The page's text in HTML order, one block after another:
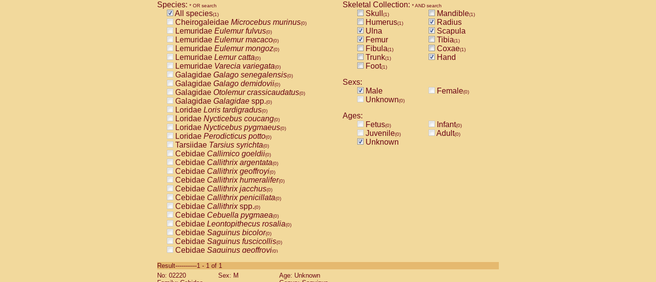
Species: * OR search
All species(1)
Cheirogaleidae Microcebus murinus(0)
Lemuridae Eulemur fulvus(0)
Lemuridae Eulemur macaco(0)
Lemuridae Eulemur mongoz(0)
Lemuridae Lemur catta(0)
Lemuridae Varecia variegata(0)
Galagidae Galago senegalensis(0)
Galagidae Galago demidovii(0)
Galagidae Otolemur crassicaudatus(0)
Galagidae Galagidae spp.(0)
Loridae Loris tardigradus(0)
Loridae Nycticebus coucang(0)
Loridae Nycticebus pygmaeus(0)
Loridae Perodicticus potto(0)
Tarsiidae Tarsius syrichta(0)
Cebidae Callimico goeldii(0)
Cebidae Callithrix argentata(0)
Cebidae Callithrix geoffroyi(0)
Cebidae Callithrix humeralifer(0)
Cebidae Callithrix jacchus(0)
Cebidae Callithrix penicillata(0)
Cebidae Callithrixspp.(0)
Cebidae Cebuella pygmaea(0)
Cebidae Leontopithecus rosalia(0)
Cebidae Saguinus bicolor(0)
Cebidae Saguinus fuscicollis(0)
Cebidae Saguinus geoffroyi(0)
CebidaeSaguinus labiatus(0)
Cebidae Saguinus leucopus (0)
Skeletal Collection: * AND search
Skull (1) Mandible(1)
Humerus(1)
Radius
Ulna
Scapula
Femur
Tibia(1)
Fibula(1) Coxae(1)
Trunk(1)
Hand
Foot(1)
Sexs:
Male
Female(0)
Unknown(0)
Ages:
Fetus(0) Infant(0)
Juvenile(0) Adult(0)
Unknown
Result-----------1 - 1 of 1
No: 02220
Sex: M
Age: Unknown